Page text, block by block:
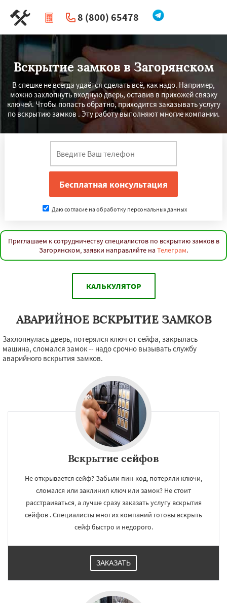
8 (800) 65478
| Перезвоните мне
Вскрытие замков в Загорянском
В спешке не всегда удаётся сделать всё, как надо. Например,
можно захлопнуть входную дверь, оставив в прихожей связку
ключей. Чтобы попасть обратно, приходится заказывать услугу
по вскрытию замков . Эту работу выполняют многие компании.
Даю согласие на обработку персональных данных
Приглашаем к сотрудничеству специалистов по вскрытию замков в
Загорянском, заявки направляйте на Телеграм.
КАЛЬКУЛЯТОР
АВАРИЙНОЕ ВСКРЫТИЕ ЗАМКОВ
Захлопнулась дверь, потерялся ключ от сейфа, закрылась
машина, сломался замок -- надо срочно вызывать службу
аварийного вскрытия замков.
Вскрытие сейфов
Не открывается сейф? Забыли пин-код, потеряли ключи,
сломался или заклинил ключ или замок? Не стоит
расстраиваться, а лучше сразу заказать услугу вскрытия
сейфов . Специалисты многих компаний готовы вскрыть
сейф быстро и недорого.
ЗАКАЗАТЬ